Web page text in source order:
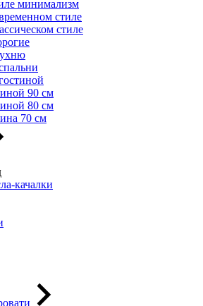
минимализм
стиле
стиле
90 см
80 см
70 см
качалки